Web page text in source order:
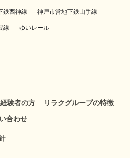
鉄西神線 神戸市営地下鉄山手線
線 ゆいレール
経験者の方
リラクグループの特徴
合わせ